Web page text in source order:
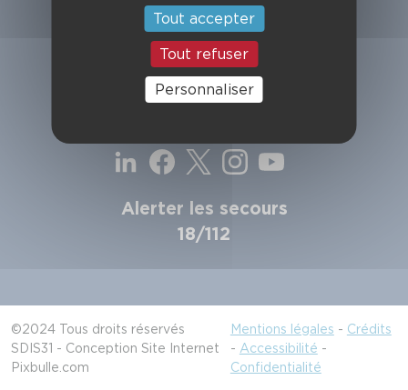
49, chemin de l'Armurié
C.S. 80123
31772 COLOMIERS CEDEX
Contactez-nous
Alerter les secours
18/112
©2024 Tous droits réservés
SDIS31 - Conception Site Internet
Pixbulle.com
Mentions légales - Crédits
- Accessibilité -
Confidentialité
Tout accepter
Tout refuser
Personnaliser